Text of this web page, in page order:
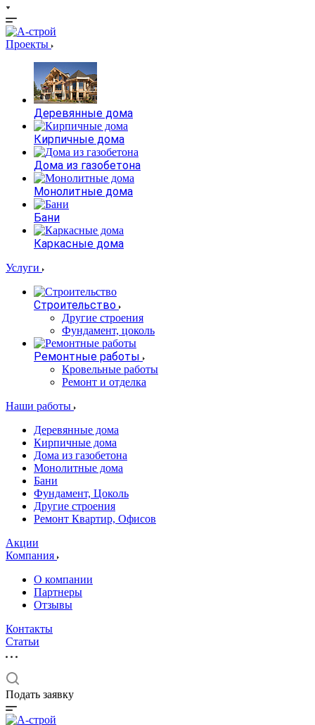
Проекты
Деревянные дома
Кирпичные дома
Дома из газобетона
Монолитные дома
Бани
Каркасные дома
Услуги
Строительство
Другие строения
Фундамент, цоколь
Ремонтные работы
Кровельные работы
Ремонт и отделка
Наши работы
Деревянные дома
Кирпичные дома
Дома из газобетона
Монолитные дома
Бани
Фундамент, Цоколь
Другие строения
Ремонт Квартир, Офисов
Акции
Компания
О компании
Партнеры
Отзывы
Контакты
Статьи
Подать заявку